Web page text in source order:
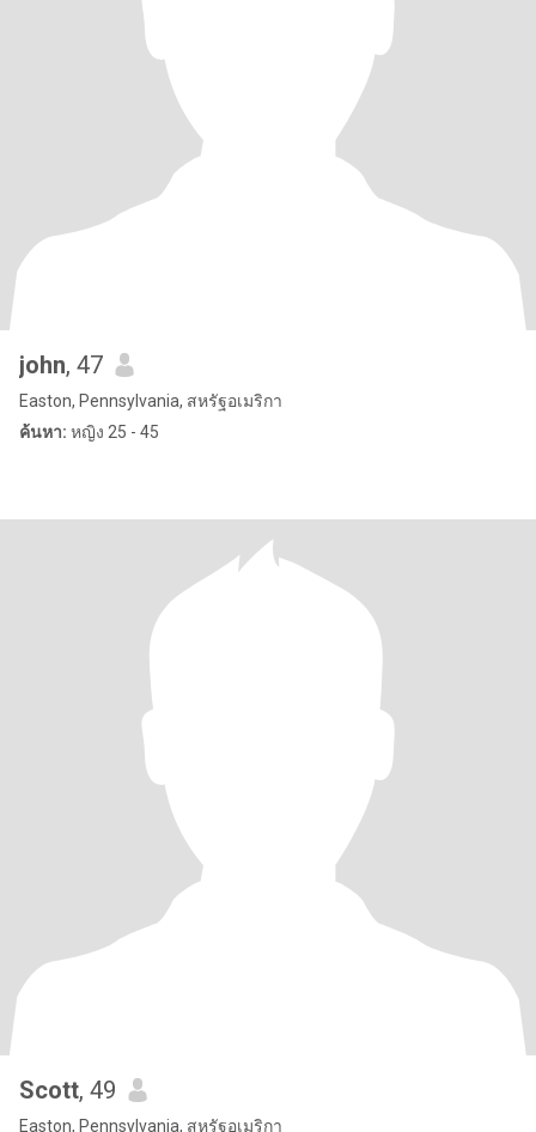
john, 47
Easton, Pennsylvania, สหรัฐอเมริกา
ค้นหา: หญิง 25 - 45
Scott, 49
Easton, Pennsylvania, สหรัฐอเมริกา